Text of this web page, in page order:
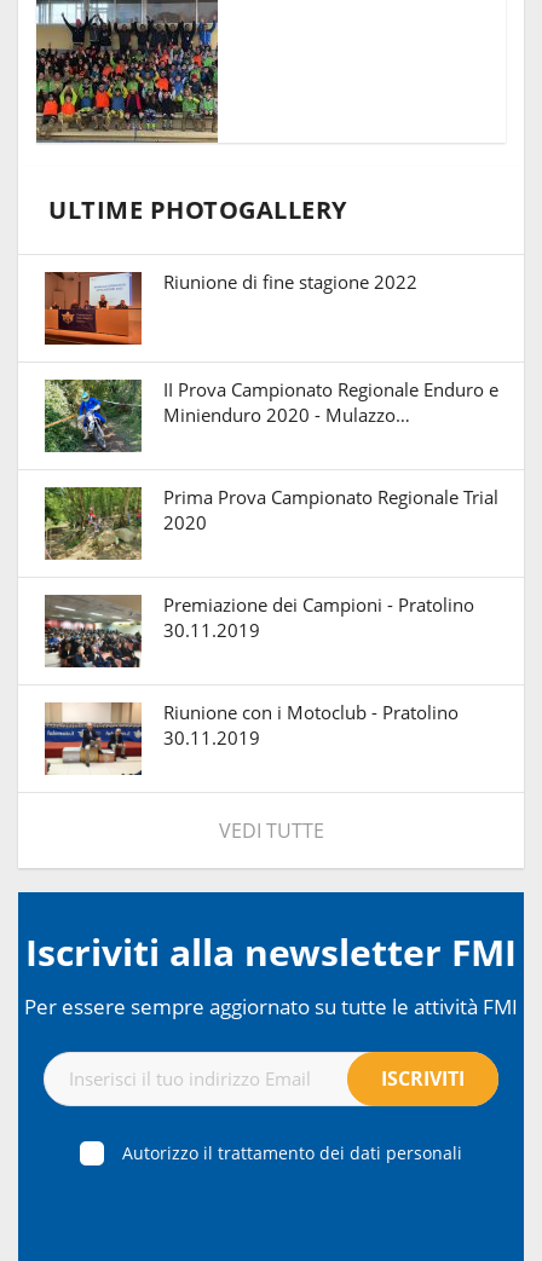
ULTIME PHOTOGALLERY
Riunione di fine stagione 2022
II Prova Campionato Regionale Enduro e
Minienduro 2020 - Mulazzo…
Prima Prova Campionato Regionale Trial
2020
Premiazione dei Campioni - Pratolino
30.11.2019
Riunione con i Motoclub - Pratolino
30.11.2019
VEDI TUTTE
Iscriviti alla newsletter FMI
Per essere sempre aggiornato su tutte le attività FMI
Autorizzo il trattamento dei dati personali